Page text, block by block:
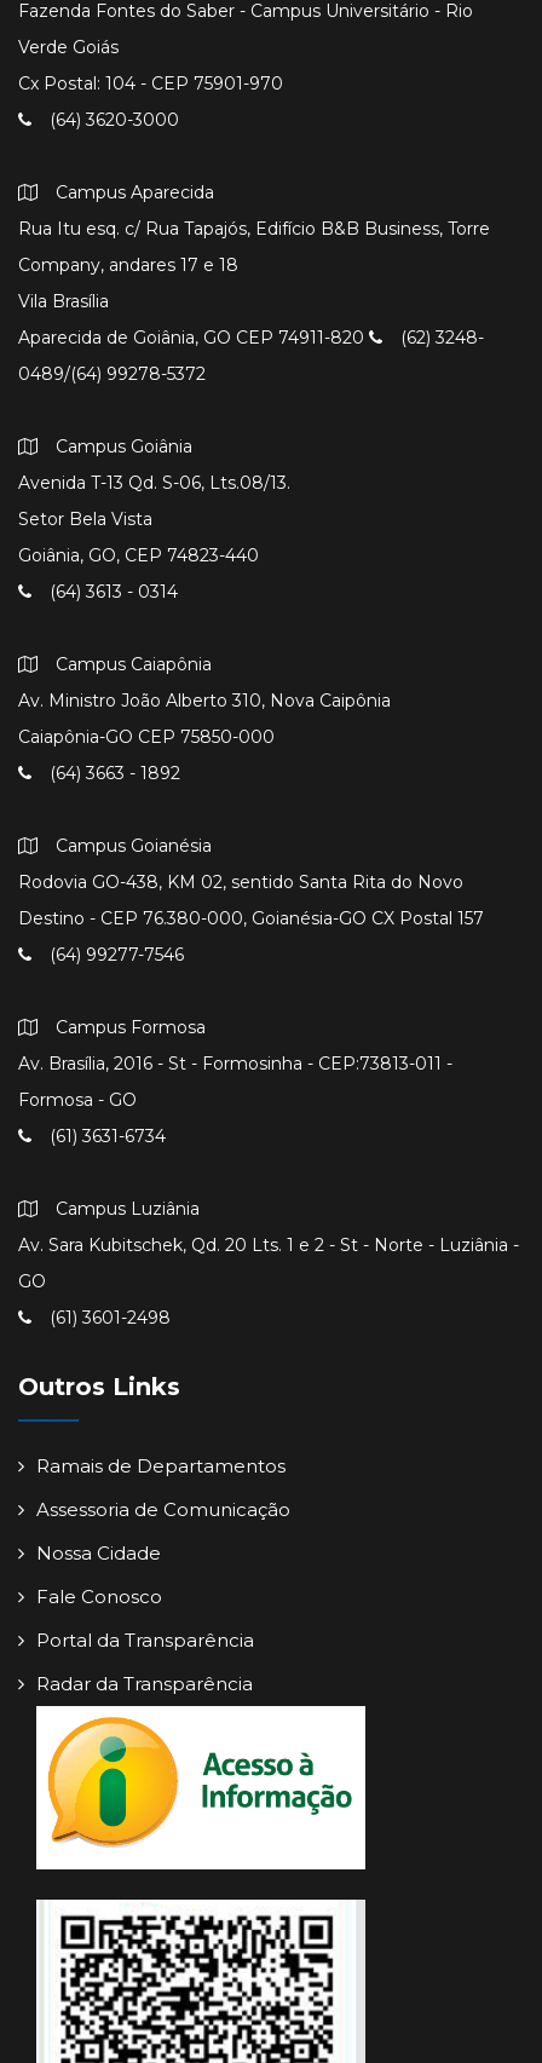
Fazenda Fontes do Saber - Campus Universitário - Rio
Verde Goiás
Cx Postal: 104 - CEP 75901-970
(64) 3620-3000
Campus Aparecida
Rua Itu esq. c/ Rua Tapajós, Edifício B&B Business, Torre
Company, andares 17 e 18
Vila Brasília
Aparecida de Goiânia, GO CEP 74911-820
(62) 3248-
0489/(64) 99278-5372
Campus Goiânia
Avenida T-13 Qd. S-06, Lts.08/13.
Setor Bela Vista
Goiânia, GO, CEP 74823-440
(64) 3613 - 0314
Campus Caiapônia
Av. Ministro João Alberto 310, Nova Caipônia
Caiapônia-GO CEP 75850-000
(64) 3663 - 1892
Campus Goianésia
Rodovia GO-438, KM 02, sentido Santa Rita do Novo
Destino - CEP 76.380-000, Goianésia-GO CX Postal 157
(64) 99277-7546
Campus Formosa
Av. Brasília, 2016 - St - Formosinha - CEP:73813-011 -
Formosa - GO
(61) 3631-6734
Campus Luziânia
Av. Sara Kubitschek, Qd. 20 Lts. 1 e 2 - St - Norte - Luziânia -
GO
(61) 3601-2498
Outros Links
Ramais de Departamentos
Assessoria de Comunicação
Nossa Cidade
Fale Conosco
Portal da Transparência
Radar da Transparência